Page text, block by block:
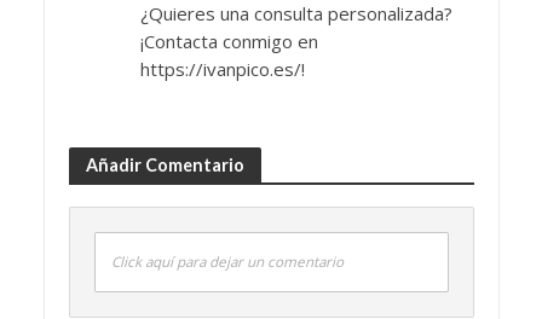
¿Quieres una consulta personalizada?
¡Contacta conmigo en
https://ivanpico.es/!
Añadir Comentario
Click aquí para dejar un comentario